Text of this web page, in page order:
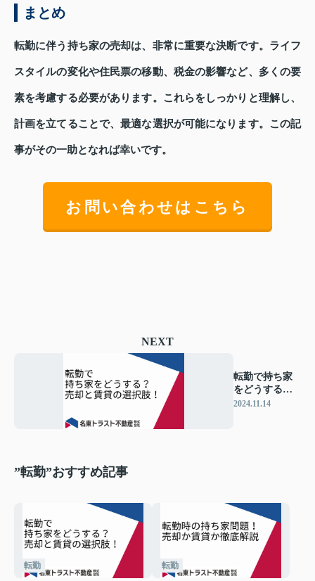
まとめ
転勤に伴う持ち家の売却は、非常に重要な決断です。ライフ
スタイルの変化や住民票の移動、税金の影響など、多くの要
素を考慮する必要があります。これらをしっかりと理解し、
計画を立てることで、最適な選択が可能になります。この記
事がその一助となれば幸いです。
お問い合わせはこちら
NEXT
転勤で持ち家
をどうする？
売却と賃貸の
2024.11.14
”転勤”おすすめ記事
転勤 転勤